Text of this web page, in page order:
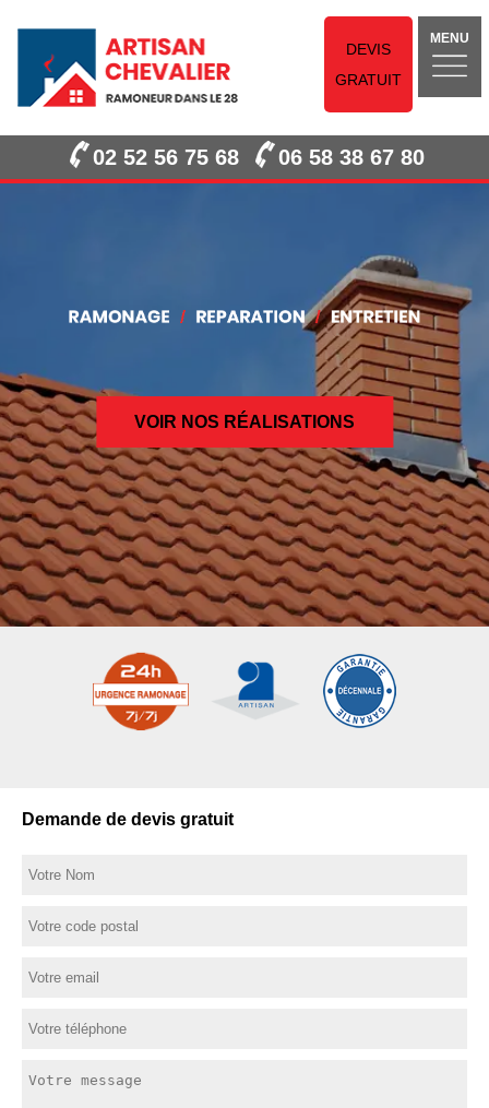
DEVIS
GRATUIT
MENU
02 52 56 75 68 06 58 38 67 80
VOIR NOS RÉALISATIONS
Demande de devis gratuit